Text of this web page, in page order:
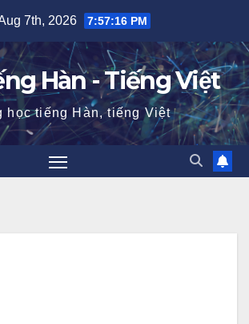
7th, 2026 7:57:17 PM
Hàn - Tiếng Việt
học tiếng Hàn, tiếng Việt